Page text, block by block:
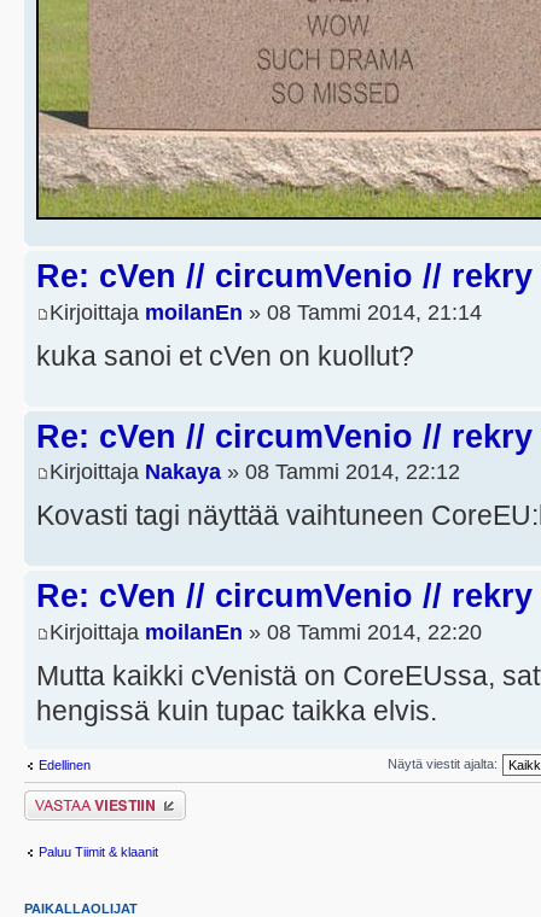
Re: cVen // circumVenio // rekry
Kirjoittaja moilanEn » 08 Tammi 2014, 21:14
kuka sanoi et cVen on kuollut?
Re: cVen // circumVenio // rekry
Kirjoittaja Nakaya » 08 Tammi 2014, 22:12
Kovasti tagi näyttää vaihtuneen
Re: cVen // circumVenio // rekry
Kirjoittaja moilanEn » 08 Tammi 2014, 22:20
Mutta kaikki cVenistä on CoreEUssa,
hengissä kuin tupac taikka elvis.
Edellinen Näytä viestit ajalta:
Lähetä vastaus
Paluu Tiimit & klaanit
PAIKALLAOLIJAT